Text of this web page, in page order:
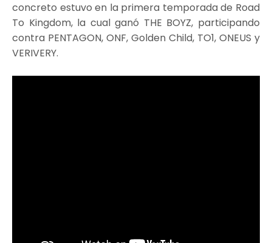
concreto estuvo en la primera temporada de Road
To Kingdom, la cual ganó THE BOYZ, participando
contra PENTAGON, ONF, Golden Child, TO1, ONEUS y
VERIVERY.